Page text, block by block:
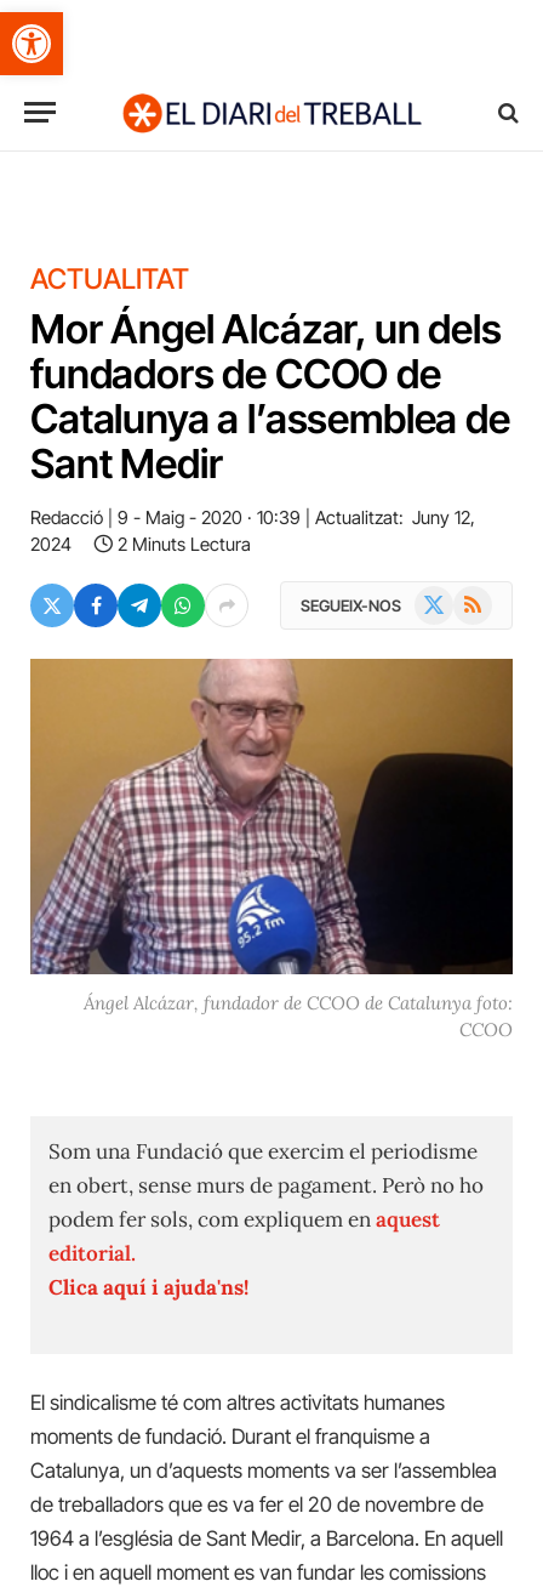
Obre la barra d'eines
ACTUALITAT
Mor Ángel Alcázar, un dels
fundadors de CCOO de
Catalunya a l’assemblea de
Sant Medir
Redacció 9 - Maig - 2020 · 10:39 Actualitzat: Juny 12,
2024
2 Minuts Lectura
SEGUEIX-NOS RSS
Ángel Alcázar, fundador de CCOO de Catalunya foto:
CCOO
Som una Fundació que exercim el periodisme
en obert, sense murs de pagament. Però no ho
podem fer sols, com expliquem enaquest
editorial.
Clica aquí i ajuda'ns!
El sindicalisme té com altres activitats humanes
moments de fundació. Durant el franquisme a
Catalunya, un d’aquests moments va ser l’assemblea
de treballadors que es va fer el 20 de novembre de
1964 a l’església de Sant Medir, a Barcelona. En aquell
lloc i en aquell moment es van fundar les comissions